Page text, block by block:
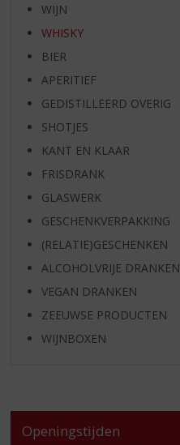
WIJN
WHISKY
BIER
APERITIEF
GEDISTILLEERD OVERIG
SHOTJES
KANT EN KLAAR
FRISDRANK
GLASWERK
GESCHENKVERPAKKING
(RELATIE)GESCHENKEN
ALCOHOLVRIJE DRANKEN
VEGAN DRANKEN
ZEEUWSE PRODUCTEN
WIJNBOXEN
Openingstijden